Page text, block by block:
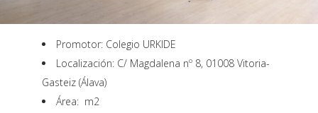
Promotor: Colegio URKIDE
Localización: C/ Magdalena nº 8, 01008 Vitoria-
Gasteiz (Álava)
Área: m2